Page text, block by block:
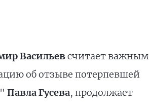
Васильевсчитает важным
об отзыве потерпевшей
Павла Гусева, продолжает